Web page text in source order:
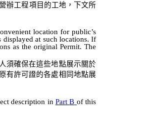
辦工程項目的工地，下文所
location for public’s
displayed at such locations. If
as the original Permit. The
須確保在這些地點展示關於
有許可證的各處相同地點展
description in Part B of this